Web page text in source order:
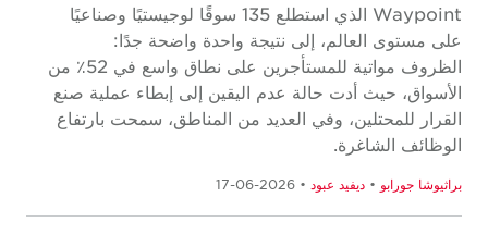
Waypoint الذي استطلع 135 سوقًا لوجيستيًا وصناعيًا
على مستوى العالم، إلى نتيجة واحدة واضحة جدًا:
الظروف مواتية للمستأجرين على نطاق واسع في 52٪ من
الأسواق، حيث أدت حالة عدم اليقين إلى إبطاء عملية صنع
القرار للمحتلين، وفي العديد من المناطق، سمحت بارتفاع
الوظائف الشاغرة.
براثيوشا جورابو • ديفيد عبود • 2026-06-17